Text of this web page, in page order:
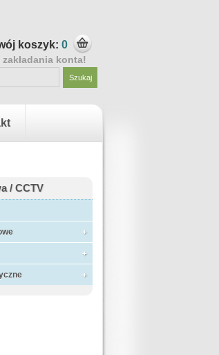
koszyk: 0
konta!
/ CCTV